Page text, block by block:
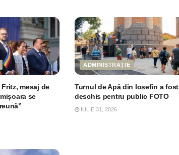
mesaj de
se
ADMINISTRAȚIE
Turnul de Apă din Iosefin a fost
deschis pentru public FOTO
IULIE 31, 2026